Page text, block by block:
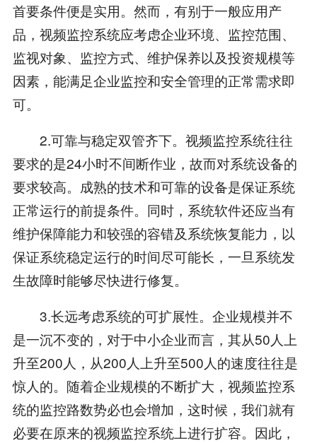
首要条件便是实用。然而，有别于一般应用产
品，视频监控系统应考虑企业环境、监控范围、
监视对象、监控方式、维护保养以及投资规模等
因素，能满足企业监控和安全管理的正常需求即
可。
2.可靠与稳定双管齐下。视频监控系统往往
要求的是24小时不间断作业，故而对系统设备的
要求较高。成熟的技术和可靠的设备是保证系统
正常运行的前提条件。同时，系统软件还应当有
维护保障能力和较强的容错及系统恢复能力，以
保证系统稳定运行的时间尽可能长，一旦系统发
生故障时能够尽快进行修复。
3.长远考虑系统的可扩展性。企业规模并不
是一沉不变的，对于中小企业而言，其从50人上
升至200人，从200人上升至500人的速度往往是
惊人的。随着企业规模的不断扩大，视频监控系
统的监控路数势必也会增加，这时候，我们就有
必要在原来的视频监控系统上进行扩容。因此，